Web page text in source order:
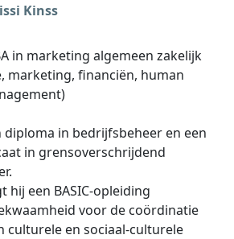
Kinss
in marketing algemeen zakelijk
marketing, financiën, human
diploma in bedrijfsbeheer en een
in grensoverschrijdend
hij een BASIC-opleiding
voor de coördinatie
culturele en sociaal-culturele